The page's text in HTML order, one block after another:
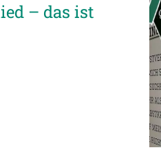
– das ist